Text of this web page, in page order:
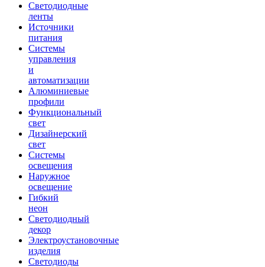
Светодиодные
ленты
Источники
питания
Системы
управления
и
автоматизации
Алюминиевые
профили
Функциональный
свет
Дизайнерский
свет
Системы
освещения
Наружное
освещение
Гибкий
неон
Светодиодный
декор
Электроустановочные
изделия
Светодиоды